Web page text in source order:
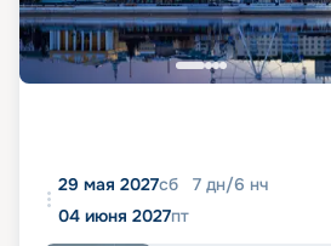
29 мая 2027сб 7 дн/6 нч
04 июня 2027пт